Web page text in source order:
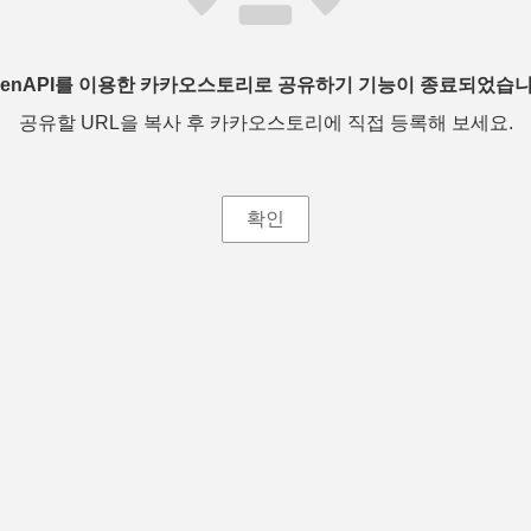
를 이용한 카카오스토리로 공유하기 기능이 종료되었습
공유할 URL을 복사 후 카카오스토리에 직접 등록해 보세요.
확인